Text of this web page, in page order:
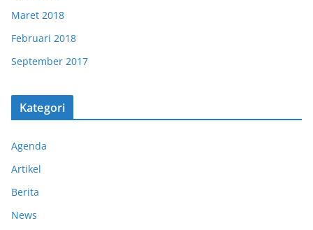
Maret 2018
Februari 2018
September 2017
Kategori
Agenda
Artikel
Berita
News